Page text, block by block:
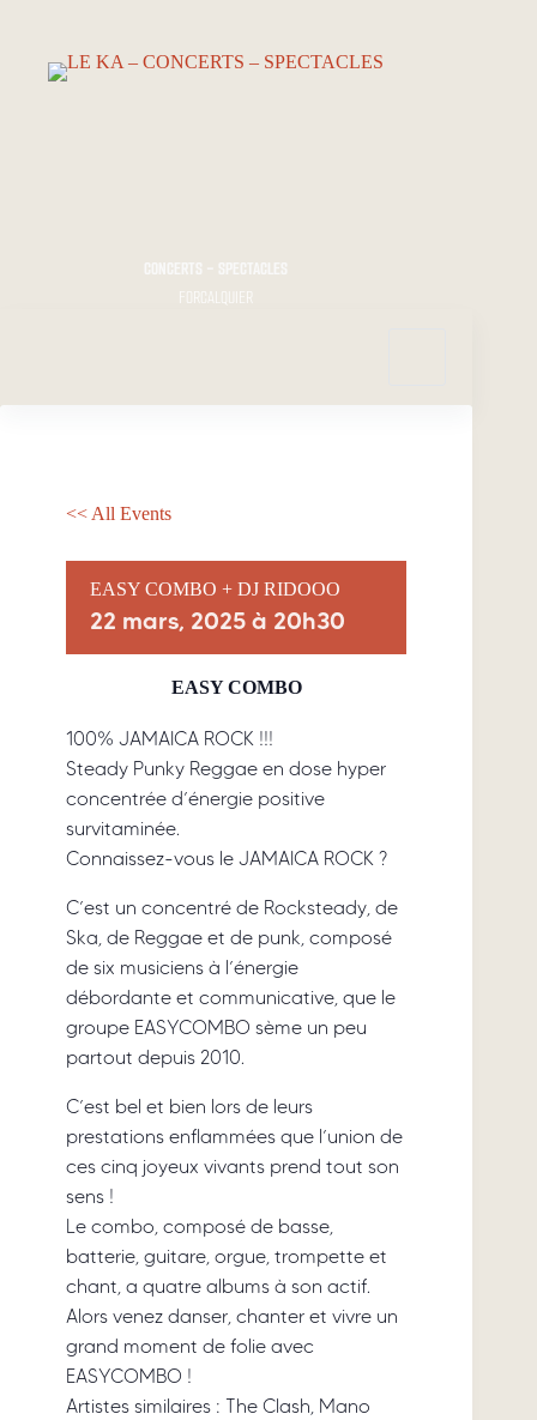
CONCERTS - SPECTACLES
FORCALQUIER
<< All Events
EASY COMBO + DJ RIDOOO
22 mars, 2025 à 20h30
EASY COMBO
100% JAMAICA ROCK !!!
Steady Punky Reggae en dose hyper
concentrée d’énergie positive
survitaminée.
Connaissez-vous le JAMAICA ROCK ?
C’est un concentré de Rocksteady, de
Ska, de Reggae et de punk, composé
de six musiciens à l’énergie
débordante et communicative, que le
groupe EASYCOMBO sème un peu
partout depuis 2010.
C’est bel et bien lors de leurs
prestations enflammées que l’union de
ces cinq joyeux vivants prend tout son
sens !
Le combo, composé de basse,
batterie, guitare, orgue, trompette et
chant, a quatre albums à son actif.
Alors venez danser, chanter et vivre un
grand moment de folie avec
EASYCOMBO !
Artistes similaires : The Clash, Mano